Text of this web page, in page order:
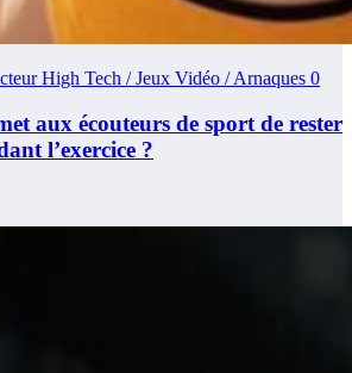
High Tech / Jeux Vidéo / Arnaques 0
aux écouteurs de sport de rester
l’exercice ?